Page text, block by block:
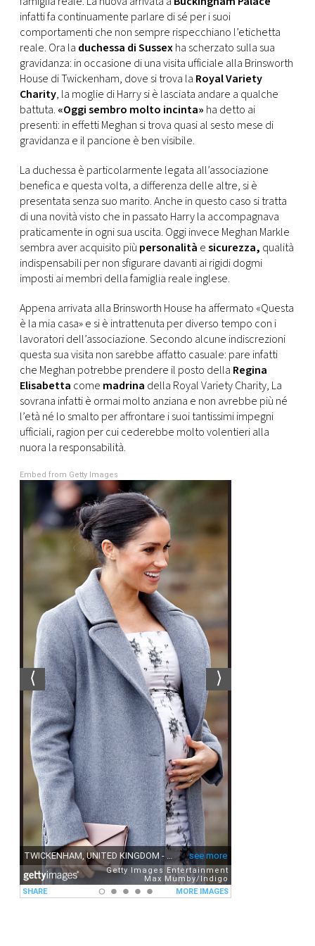
CONSIGLIA
infatti fa continuamente parlare di sé per i suoi
comportamenti che non sempre rispecchiano l’etichetta
reale. Ora la duchessa di Sussexha scherzato sulla sua
gravidanza: in occasione di una visita ufficiale alla Brinsworth
House di Twickenham, dove si trova la Royal Variety
Charity, la moglie di Harry si è lasciata andare a qualche
battuta. «Oggi sembro molto incinta» ha detto ai
presenti: in effetti Meghan si trova quasi al sesto mese di
gravidanza e il pancione è ben visibile.
La duchessa è particolarmente legata all’associazione
benefica e questa volta, a differenza delle altre, si è
presentata senza suo marito. Anche in questo caso si tratta
di una novità visto che in passato Harry la accompagnava
praticamente in ogni sua uscita. Oggi invece Meghan Markle
sembra aver acquisito più personalità esicurezza, qualità
indispensabili per non sfigurare davanti ai rigidi dogmi
imposti ai membri della famiglia reale inglese.
Appena arrivata alla Brinsworth House ha affermato «Questa
è la mia casa» e si è intrattenuta per diverso tempo con i
lavoratori dell’associazione. Secondo alcune indiscrezioni
questa sua visita non sarebbe affatto casuale: pare infatti
che Meghan potrebbe prendere il posto della Regina
Elisabetta come madrina della Royal Variety Charity, La
sovrana infatti è ormai molto anziana e non avrebbe più né
l’età né lo smalto per affrontare i suoi tantissimi impegni
ufficiali, ragion per cui cederebbe molto volentieri alla
nuora la responsabilità.
Embed from Getty Images